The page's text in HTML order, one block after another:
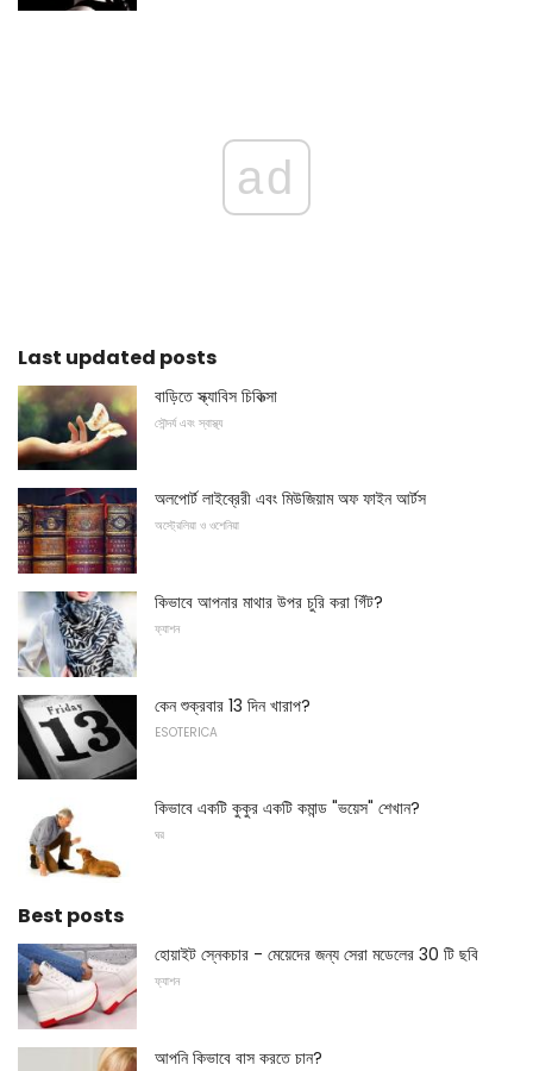
ad
Last updated posts
বাড়িতে স্ক্যাবিস চিকিত্সা
সৌন্দর্য এবং স্বাস্থ্য
অলপোর্ট লাইব্রেরী এবং মিউজিয়াম অফ ফাইন আর্টস
অস্ট্রেলিয়া ও ওশেনিয়া
কিভাবে আপনার মাথার উপর চুরি করা গিঁট?
ফ্যাশন
কেন শুক্রবার 13 দিন খারাপ?
ESOTERICA
কিভাবে একটি কুকুর একটি কমান্ড "ভয়েস" শেখান?
ঘর
Best posts
হোয়াইট স্নেকচার - মেয়েদের জন্য সেরা মডেলের 30 টি ছবি
ফ্যাশন
আপনি কিভাবে বাস করতে চান?